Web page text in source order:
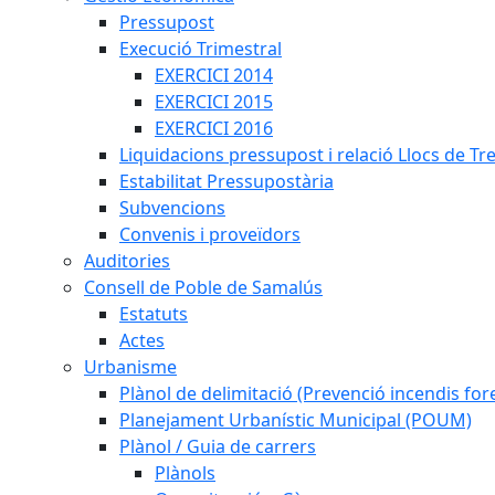
Pressupost
Execució Trimestral
EXERCICI 2014
EXERCICI 2015
EXERCICI 2016
Liquidacions pressupost i relació Llocs de
Estabilitat Pressupostària
Subvencions
Convenis i proveïdors
Auditories
Consell de Poble de Samalús
Estatuts
Actes
Urbanisme
Plànol de delimitació (Prevenció incendis
Planejament Urbanístic Municipal (POUM)
Plànol / Guia de carrers
Plànols